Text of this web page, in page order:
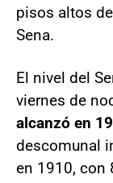
pisos altos
Sena.
El nivel del
viernes de
alcanzó en
descomunal
en 1910, con